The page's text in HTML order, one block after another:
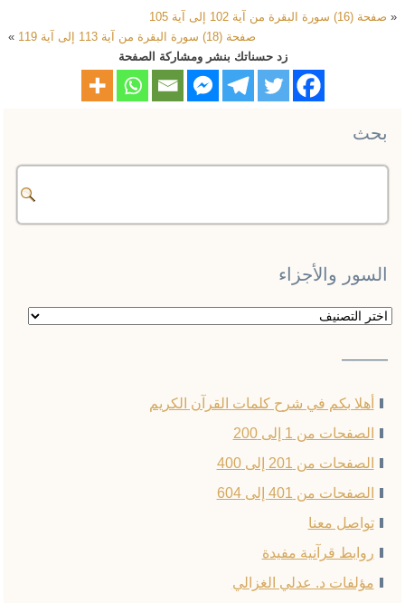
« صفحة (16) سورة البقرة من آية 102 إلى آية 105
صفحة (18) سورة البقرة من آية 113 إلى آية 119
»
زد حسناتك بنشر ومشاركة الصفحة
بحث
السور والأجزاء
السور
——–
أهلا بكم في شرح كلمات القرآن الكريم
الصفحات من 1 إلى 200
الصفحات من 201 إلى 400
الصفحات من 401 إلى 604
تواصل معنا
روابط قرآنية مفيدة
مؤلفات د. عدلي الغزالي